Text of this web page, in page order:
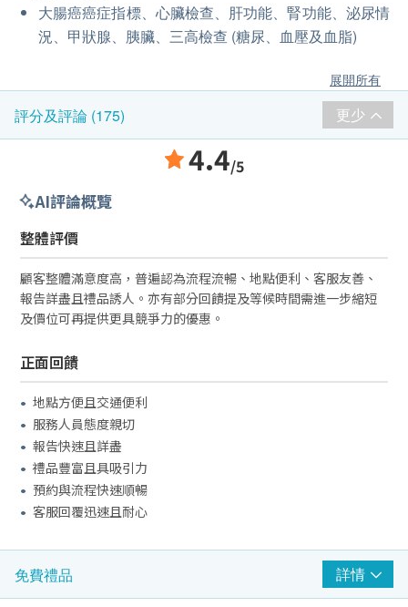
大腸癌癌症指標、心臟檢查、肝功能、腎功能、泌尿情
況、甲狀腺、胰臟、三高檢查 (糖尿、血壓及血脂)
展開所有
評分及評論 (175) 更少
4.4/5
AI評論概覽
整體評價
顧客整體滿意度高，普遍認為流程流暢、地點便利、客服友善、
報告詳盡且禮品誘人。亦有部分回饋提及等候時間需進一步縮短
及價位可再提供更具競爭力的優惠。
正面回饋
地點方便且交通便利
服務人員態度親切
報告快速且詳盡
禮品豐富且具吸引力
預約與流程快速順暢
客服回覆迅速且耐心
負面或改進建議
部分地點等候時間較長需改善
免費禮品 詳情